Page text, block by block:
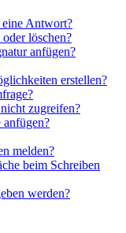
eine Antwort?
löschen?
anfügen?
erstellen?
zugreifen?
anfügen?
melden?
beim Schreiben
werden?